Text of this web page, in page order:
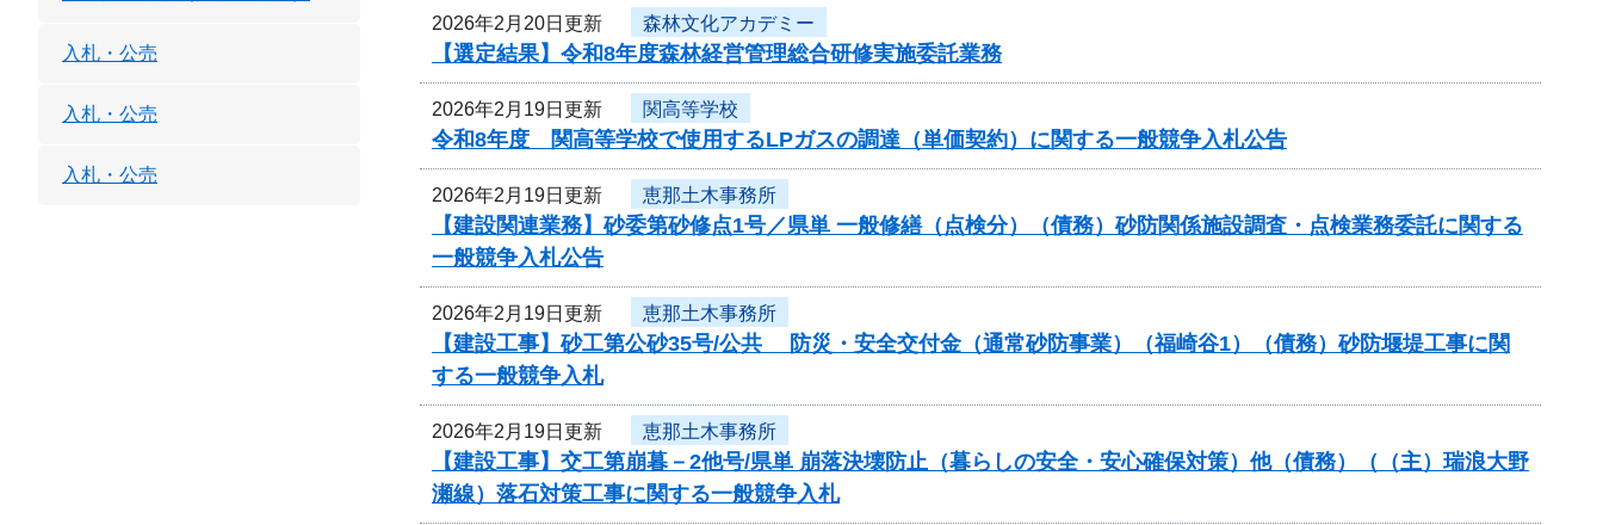
2026年2月20日更新 森林文化アカデミー
【選定結果】令和8年度森林経営管理総合研修実施委託業務
2026年2月19日更新 関高等学校
令和8年度 関高等学校で使用するLPガスの調達（単価契約）に関する一般競争入札公告
2026年2月19日更新 恵那土木事務所
【建設関連業務】砂委第砂修点1号／県単 一般修繕（点検分）（債務）砂防関係施設調査・点検業務委託に関する
一般競争入札公告
2026年2月19日更新 恵那土木事務所
【建設工事】砂工第公砂35号/公共 防災・安全交付金（通常砂防事業）（福崎谷1）（債務）砂防堰堤工事に関
する一般競争入札
2026年2月19日更新 恵那土木事務所
【建設工事】交工第崩暮－2他号/県単 崩落決壊防止（暮らしの安全・安心確保対策）他（債務）（（主）瑞浪大野
瀬線）落石対策工事に関する一般競争入札
入札・公売
入札・公売
入札・公売